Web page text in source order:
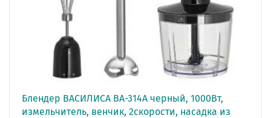
Блендер ВАСИЛИСА ВА-314A черный, 1000Вт,
измельчитель, венчик, 2скорости, насадка из